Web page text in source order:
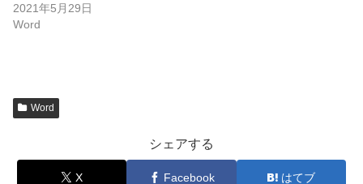
2021年5月29日
Word
Word
シェアする
X Facebook はてブ